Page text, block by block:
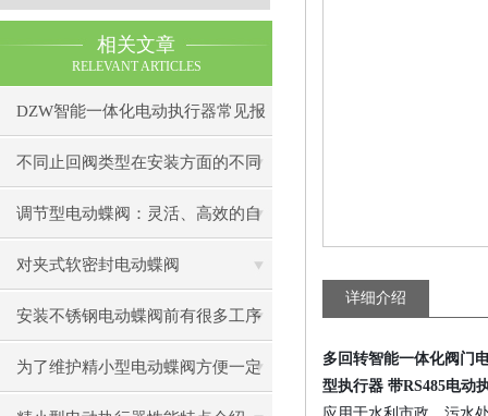
相关文章
RELEVANT ARTICLES
DZW智能一体化电动执行器常见报
警代码及处理方法
不同止回阀类型在安装方面的不同
之处
调节型电动蝶阀：灵活、高效的自
动化解决方案
对夹式软密封电动蝶阀
安装不锈钢电动蝶阀前有很多工序
你了解几个
为了维护精小型电动蝶阀方便一定
详细介绍
多回转智能一体化阀门
型执行器 带RS485电动